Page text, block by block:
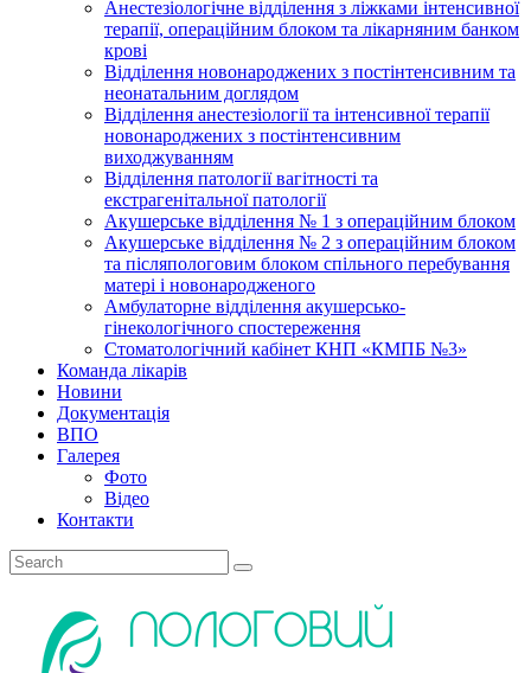
Анестезіологічне відділення з ліжками інтенсивної
терапії, операційним блоком та лікарняним банком
крові
Відділення новонароджених з постінтенсивним та
неонатальним доглядом
Відділення анестезіології та інтенсивної терапії
новонароджених з постінтенсивним
виходжуванням
Відділення патології вагітності та
екстрагенітальної патології
Акушерське відділення № 1 з операційним блоком
Акушерське відділення № 2 з операційним блоком
та післяпологовим блоком спільного перебування
матері і новонародженого
Амбулаторне відділення акушерсько-
гінекологічного спостереження
Стоматологічний кабінет КНП «КМПБ №3»
Команда лікарів
Новини
Документація
ВПО
Галерея
Фото
Відео
Контакти